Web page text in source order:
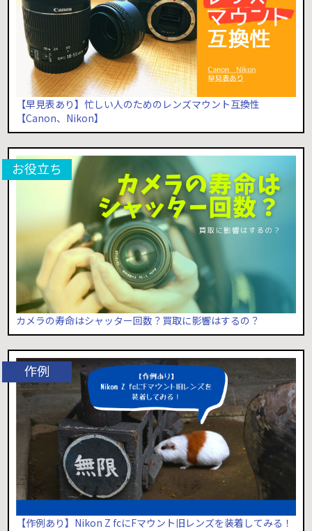
【早見表あり】忙しい人のためのレンズマウント互換性
【Canon、Nikon】
カメラの寿命はシャッター回数？買取に影響はするの？
【作例あり】Nikon Z fcにFマウント旧レンズを装着してみる！